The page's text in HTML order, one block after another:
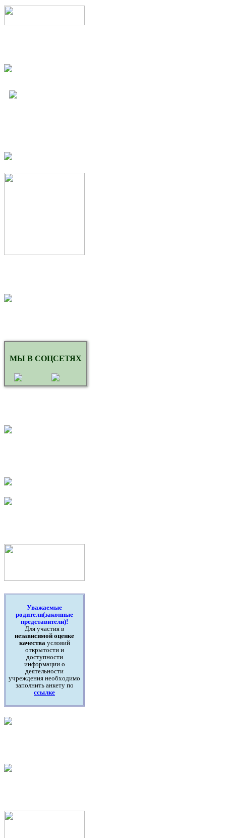
МЫ В СОЦСЕТЯХ
Уважаемые
родители(законные
представители)!
Для участия в
независимой оценке
качестваусловий
открытости и
доступности
информации о
деятельности
учреждения необходимо
заполнить анкету по
ссылке